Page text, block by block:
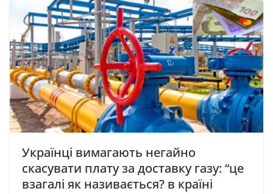
Українці вимагають негайно
скасувати плату за доставку газу: “це
взагалі як називається? в країні